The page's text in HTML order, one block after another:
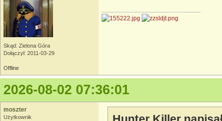
Skąd: Zielona Góra
Dołączył: 2011-03-29
Offline
2026-08-02 07:36:01
moszter
Użytkownik